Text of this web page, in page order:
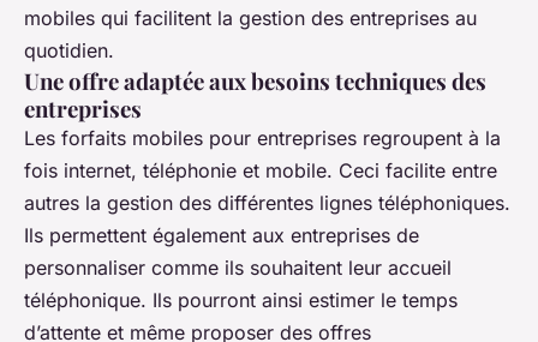
mobiles qui facilitent la gestion des entreprises au
quotidien.
Une offre adaptée aux besoins techniques des
entreprises
Les forfaits mobiles pour entreprises regroupent à la
fois internet, téléphonie et mobile. Ceci facilite entre
autres la gestion des différentes lignes téléphoniques.
Ils permettent également aux entreprises de
personnaliser comme ils souhaitent leur accueil
téléphonique. Ils pourront ainsi estimer le temps
d’attente et même proposer des offres